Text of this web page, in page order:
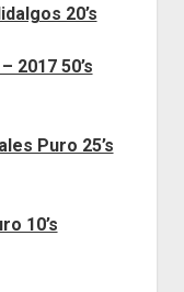
20’s
2017 50’s
Puro 25’s
10’s